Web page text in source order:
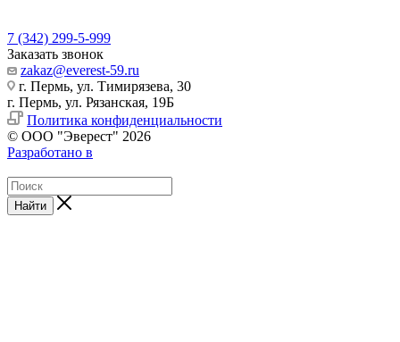
7 (342) 299-5-999
Заказать звонок
zakaz@everest-59.ru
г. Пермь, ул. Тимирязева, 30
г. Пермь, ул. Рязанская, 19Б
Политика конфиденциальности
© ООО "Эверест" 2026
Разработано в
Найти